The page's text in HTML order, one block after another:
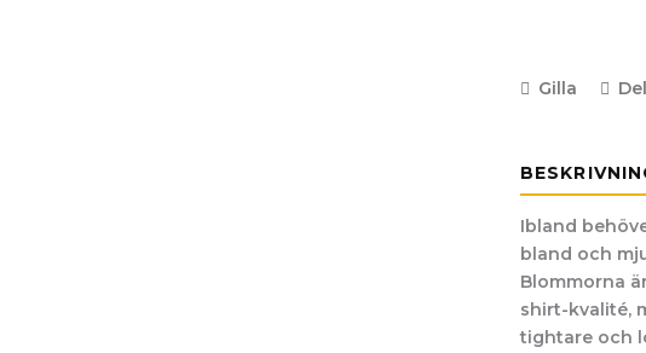
Gilla
Ibland
bland och
Blommorna
shirt-kvalité,
tightare och